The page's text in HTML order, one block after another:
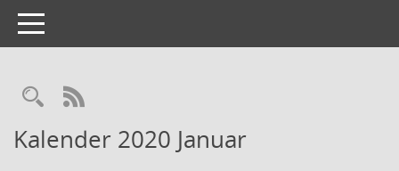
Toggle
navigation
Kalender 2020 Januar